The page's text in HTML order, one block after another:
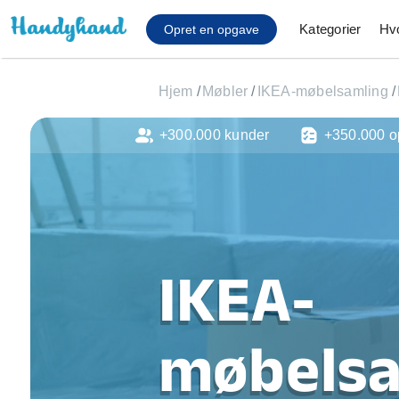
Opret en opgave Kategorier
Affaldsfjernelse
Flyttehjælp
Hjælp til mobil, pc,
Møbelsamling og
Ophængning af
Hjem / Møbler / IKEA-møbelsamling /
IKEA-
+300.000 kunder +350.000